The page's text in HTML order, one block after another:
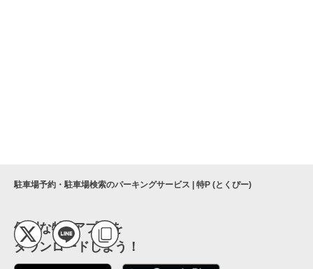
駐車場予約・駐車場検索のパーキングサービス | 特P (とくぴー)
便利な特Pアプリを
ダウンロードしよう！